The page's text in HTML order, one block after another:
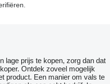
lage prijs te kopen, zorg dan dat
Ontdek zoveel mogelijk
product. Een manier om vals te